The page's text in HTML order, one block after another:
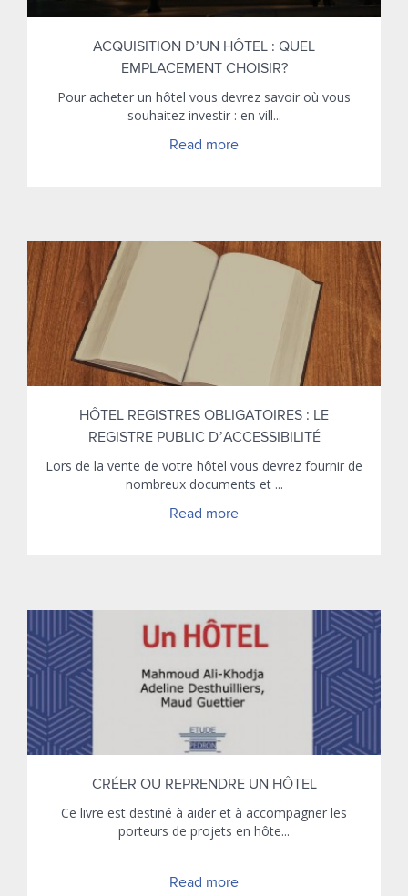
ACQUISITION D’UN HÔTEL : QUEL
EMPLACEMENT CHOISIR?
Pour acheter un hôtel vous devrez savoir où vous
souhaitez investir : en vill...
Read more
HÔTEL REGISTRES OBLIGATOIRES : LE
REGISTRE PUBLIC D’ACCESSIBILITÉ
Lors de la vente de votre hôtel vous devrez fournir de
nombreux documents et ...
Read more
CRÉER OU REPRENDRE UN HÔTEL
Ce livre est destiné à aider et à accompagner les
porteurs de projets en hôte...
Read more